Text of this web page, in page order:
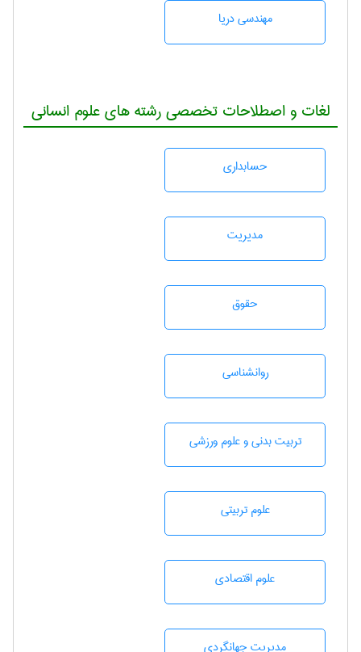
مهندسی دریا
لغات و اصطلاحات تخصصی رشته های علوم انسانی
حسابداری
مديريت
حقوق
روانشناسی
تربيت بدنی و علوم ورزشی
علوم تربيتی
علوم اقتصادی
مديريت جهانگردی